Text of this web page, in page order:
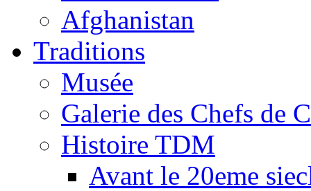
Afghanistan
Traditions
Musée
Galerie des Chefs de
Histoire TDM
Avant le 20eme